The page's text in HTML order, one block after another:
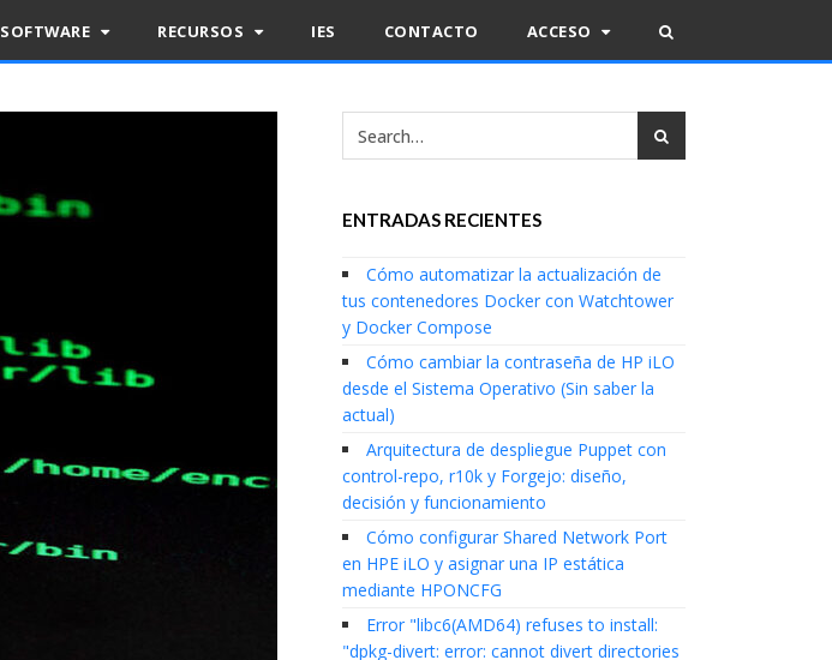
SOFTWARE RECURSOS IES CONTACTO ACCESO
ENTRADAS RECIENTES
Cómo automatizar la actualización de
tus contenedores Docker con Watchtower
y Docker Compose
Cómo cambiar la contraseña de HP iLO
desde el Sistema Operativo (Sin saber la
actual)
Arquitectura de despliegue Puppet con
control-repo, r10k y Forgejo: diseño,
decisión y funcionamiento
Cómo configurar Shared Network Port
en HPE iLO y asignar una IP estática
mediante HPONCFG
Error "libc6(AMD64) refuses to install:
"dpkg-divert: error: cannot divert directories